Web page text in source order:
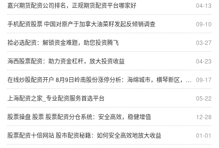
04-13
嘉兴期货配资公司排名，正规期货配资平台哪家好
09-10
手机配资股票 中国对原产于加拿大油菜籽发起反倾销调查
03-27
拾必选配资：解锁资金难题，助您投资腾飞
04-23
海西股票配资：助力资金杠杆，放大投资收益
09-17
在线炒股配资开户 8月9日岭南股份涨停分析：海绵城市，横琴新区，新型城镇化概念热股
05-22
上海配资之家_专业配资服务首选平台
12-28
股票操盘 股票 股票配资分仓系统：安全高效，稳健增值
01-01
股票配资十倍网站 股市配资秘籍：如何安全高效地放大收益